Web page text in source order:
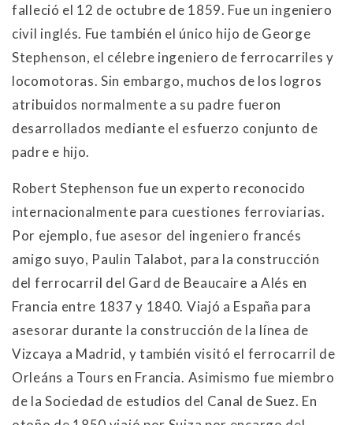
falleció el 12 de octubre de 1859. Fue un ingeniero
civil inglés. Fue también el único hijo de George
Stephenson, el célebre ingeniero de ferrocarriles y
locomotoras. Sin embargo, muchos de los logros
atribuidos normalmente a su padre fueron
desarrollados mediante el esfuerzo conjunto de
padre e hijo.
Robert Stephenson fue un experto reconocido
internacionalmente para cuestiones ferroviarias.
Por ejemplo, fue asesor del ingeniero francés
amigo suyo, Paulin Talabot, para la construcción
del ferrocarril del Gard de Beaucaire a Alés en
Francia entre 1837 y 1840. Viajó a España para
asesorar durante la construcción de la línea de
Vizcaya a Madrid, y también visitó el ferrocarril de
Orleáns a Tours en Francia. Asimismo fue miembro
de la Sociedad de estudios del Canal de Suez. En